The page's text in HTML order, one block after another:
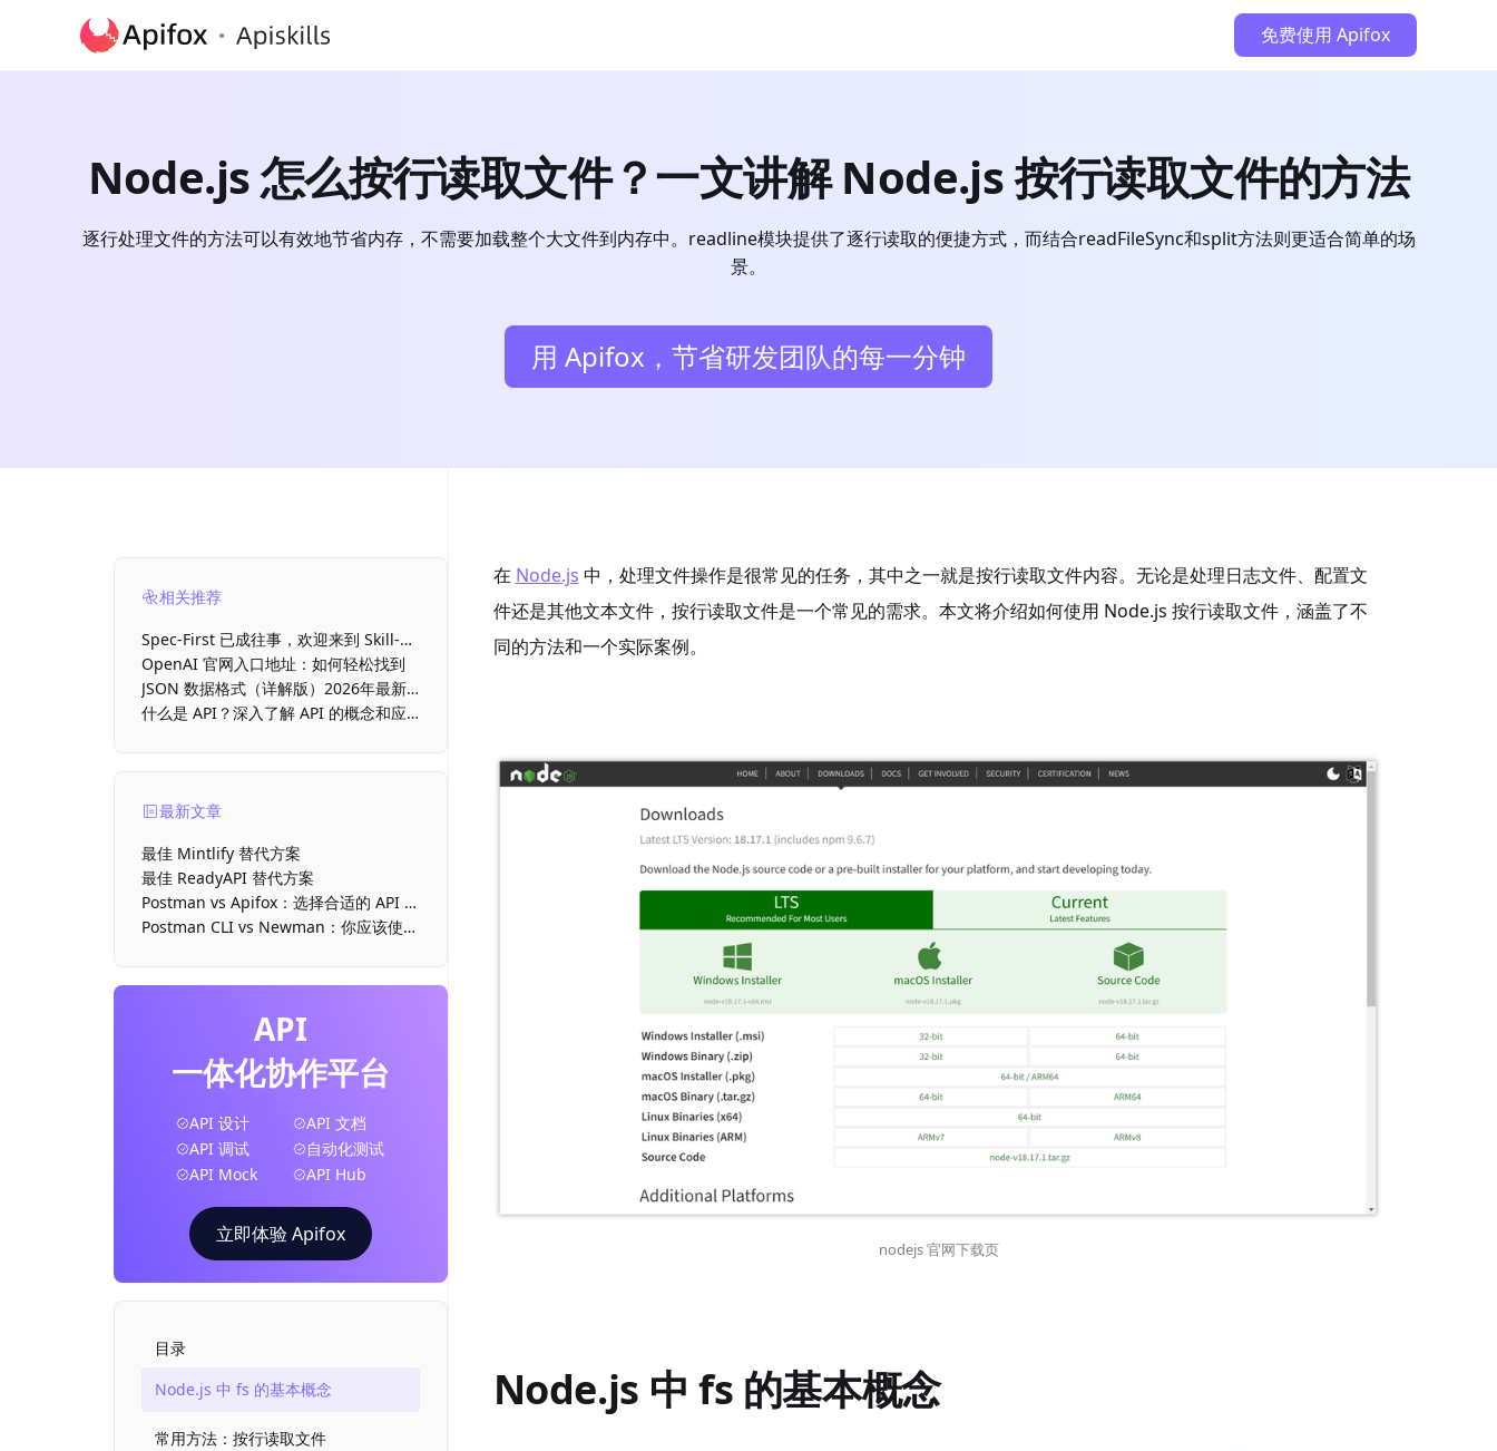
免费使用 Apifox
Node.js 怎么按行读取文件？一文讲解 Node.js 按行读取文件的方法
逐行处理文件的方法可以有效地节省内存，不需要加载整个大文件到内存中。readline模块提供了逐行读取的便捷方式，而结合readFileSync和split方法则更适合简单的场
景。
用 Apifox，节省研发团队的每一分钟
相关推荐
Spec-First 已成往事，欢迎来到 Skill-
First 时代
OpenAI 官网入口地址：如何轻松找到
JSON 数据格式（详解版）2026年最新
介绍
什么是 API？深入了解 API 的概念和应
最新文章
最佳 Mintlify 替代方案
最佳 ReadyAPI 替代方案
Postman vs Apifox：选择合适的 API 开
发工具
Postman CLI vs Newman：你应该使用
API
一体化协作平台
API 设计
API 文档
API 调试
自动化测试
API Mock
API Hub
立即体验 Apifox
目录
Node.js 中 fs 的基本概念
常用方法：按行读取文件
在 Node.js 中，处理文件操作是很常见的任务，其中之一就是按行读取文件内容。无论是处理日志文件、配置文
件还是其他文本文件，按行读取文件是一个常见的需求。本文将介绍如何使用 Node.js 按行读取文件，涵盖了不
同的方法和一个实际案例。
nodejs 官网下载页
Node.js 中 fs 的基本概念